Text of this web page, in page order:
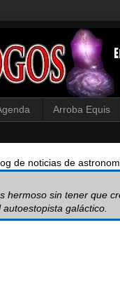
Arroba Equis
de noticias de
hermoso sin tener que
galáctico.